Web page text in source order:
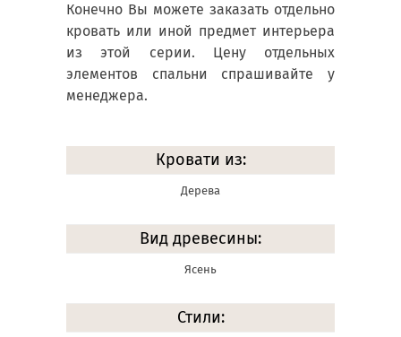
Конечно Вы можете заказать отдельно
кровать или иной предмет интерьера
из этой серии. Цену отдельных
элементов спальни спрашивайте у
менеджера.
Кровати из:
Дерева
Вид древесины:
Ясень
Стили: